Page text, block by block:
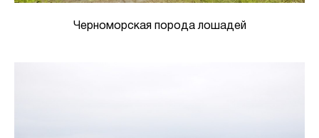
Черноморская порода лошадей